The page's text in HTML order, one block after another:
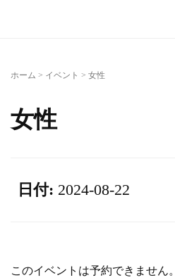
ホーム > イベント > 女性
女性
日付: 2024-08-22
このイベントは予約できません。